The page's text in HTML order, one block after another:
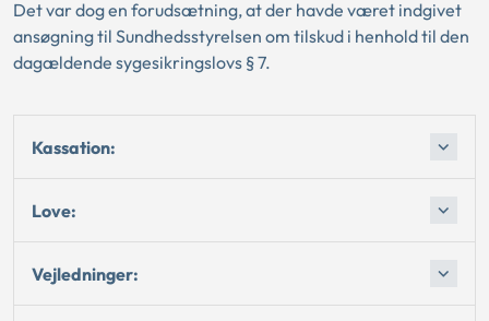
Det var dog en forudsætning, at der havde været indgivet
ansøgning til Sundhedsstyrelsen om tilskud i henhold til den
dagældende sygesikringslovs § 7.
Kassation:
Love:
Vejledninger: